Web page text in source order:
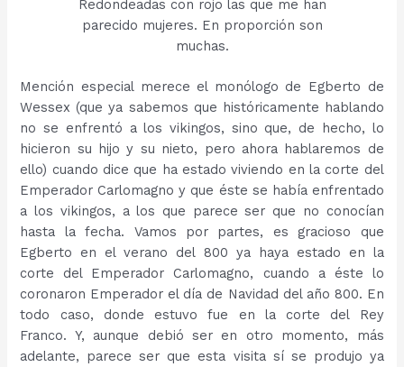
Redondeadas con rojo las que me han
parecido mujeres. En proporción son
muchas.
Mención especial merece el monólogo de Egberto de
Wessex (que ya sabemos que históricamente hablando
no se enfrentó a los vikingos, sino que, de hecho, lo
hicieron su hijo y su nieto, pero ahora hablaremos de
ello) cuando dice que ha estado viviendo en la corte del
Emperador Carlomagno y que éste se había enfrentado
a los vikingos, a los que parece ser que no conocían
hasta la fecha. Vamos por partes, es gracioso que
Egberto en el verano del 800 ya haya estado en la
corte del Emperador Carlomagno, cuando a éste lo
coronaron Emperador el día de Navidad del año 800. En
todo caso, donde estuvo fue en la corte del Rey
Franco. Y, aunque debió ser en otro momento, más
adelante, parece ser que esta visita sí se produjo ya